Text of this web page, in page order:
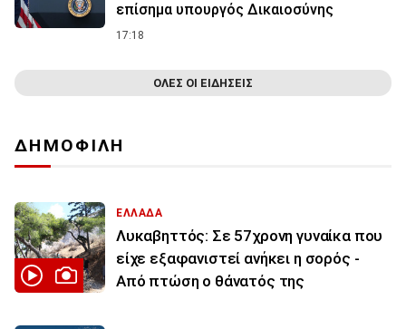
επίσημα υπουργός Δικαιοσύνης
17:18
ΟΛΕΣ ΟΙ ΕΙΔΗΣΕΙΣ
ΔΗΜΟΦΙΛΗ
ΕΛΛΑΔΑ
Λυκαβηττός: Σε 57χρονη γυναίκα που
είχε εξαφανιστεί ανήκει η σορός -
Από πτώση ο θάνατός της